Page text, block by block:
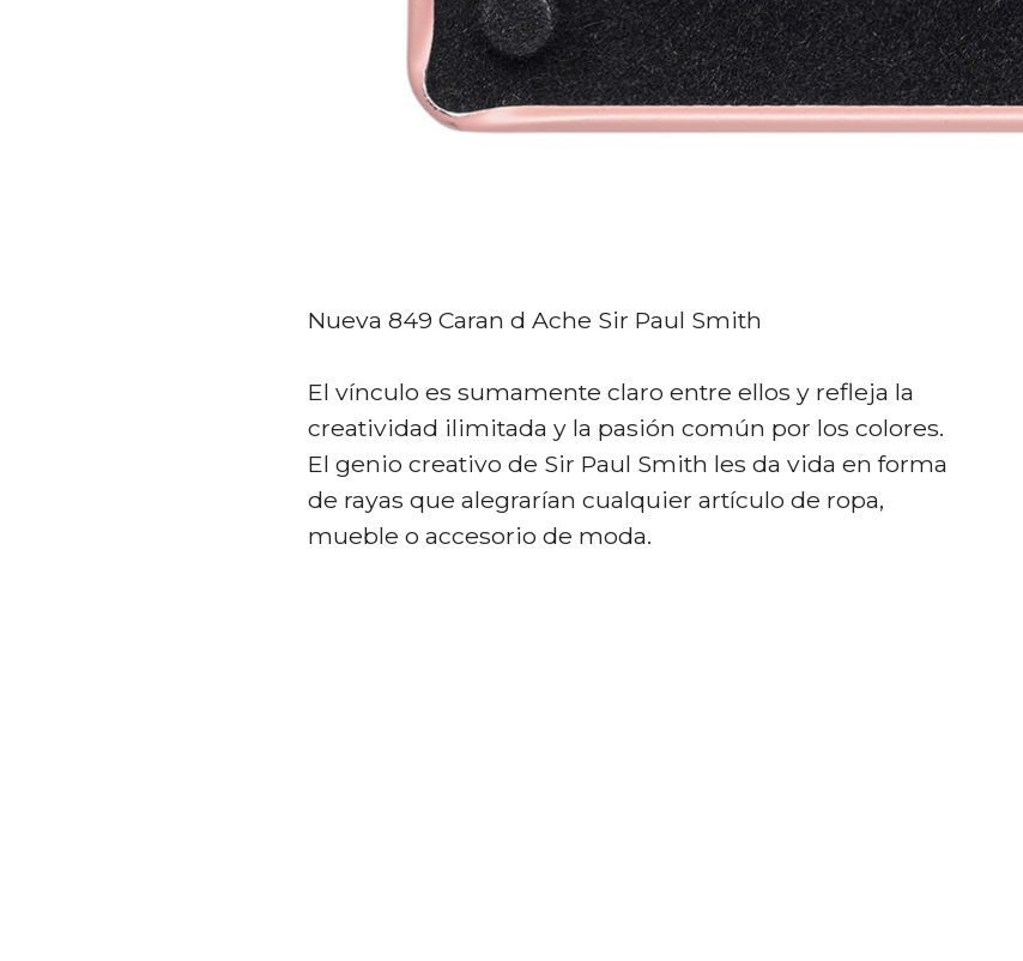
Nueva 849 Caran d Ache Sir Paul Smith
El vínculo es sumamente claro entre ellos y refleja la
creatividad ilimitada y la pasión común por los colores.
El genio creativo de Sir Paul Smith les da vida en forma
de rayas que alegrarían cualquier artículo de ropa,
mueble o accesorio de moda.